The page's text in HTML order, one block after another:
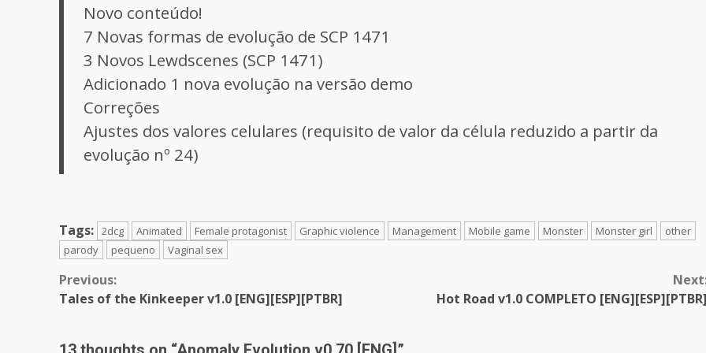
Novo conteúdo!
7 Novas formas de evolução de SCP 1471
3 Novos Lewdscenes (SCP 1471)
Adicionado 1 nova evolução na versão demo
Correções
Ajustes dos valores celulares (requisito de valor da célula reduzido a partir da
evolução nº 24)
Tags: 2dcg Animated Female protagonist Graphic violence Management Mobile game Monster Monster girl
other
parody
pequeno Vaginal sex
Continue
Previous:
Tales of the Kinkeeper v1.0 [ENG][ESP][PTBR]
Hot Road v1.0 COMPLETO